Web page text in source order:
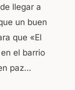
llegar a
un buen
que «El
el barrio
paz…